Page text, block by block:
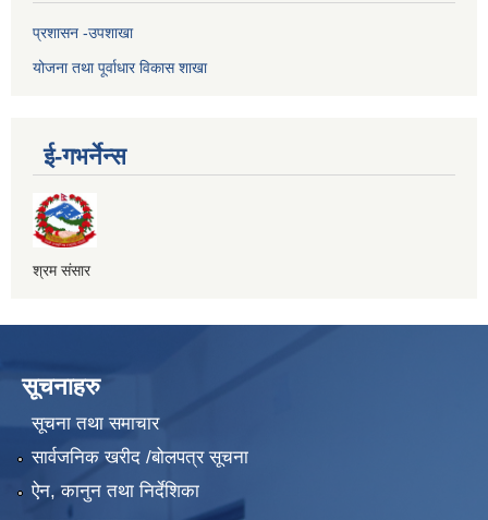
प्रशासन -उपशाखा
योजना तथा पूर्वाधार विकास शाखा
ई-गभर्नेन्स
श्रम संसार
सूचनाहरु
सूचना तथा समाचार
सार्वजनिक खरीद /बोलपत्र सूचना
ऐन, कानुन तथा निर्देशिका